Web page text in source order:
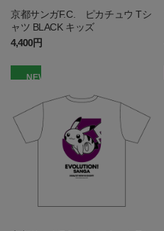
京都サンガF.C. ピカチュウ Tシ
ャツ BLACK キッズ
4,400円
NEW